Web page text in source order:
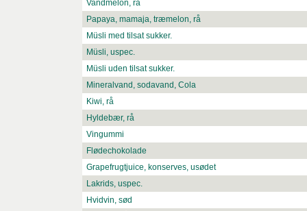
Vandmelon, rå
Papaya, mamaja, træmelon, rå
Müsli med tilsat sukker.
Müsli, uspec.
Müsli uden tilsat sukker.
Mineralvand, sodavand, Cola
Kiwi, rå
Hyldebær, rå
Vingummi
Flødechokolade
Grapefrugtjuice, konserves, usødet
Lakrids, uspec.
Hvidvin, sød